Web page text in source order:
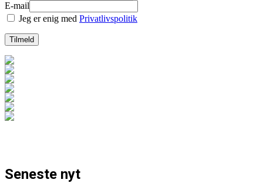
E-mail
Jeg er enig med Privatlivspolitik
Seneste nyt